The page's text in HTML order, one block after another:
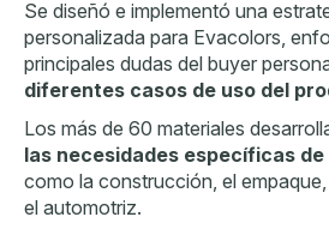
Se diseñó e implementó una
personalizada para Evacolors,
principales dudas del buyer
diferentes casos de uso del
Los más de 60 materiales
las necesidades específicas
como la construcción, el
el automotriz.